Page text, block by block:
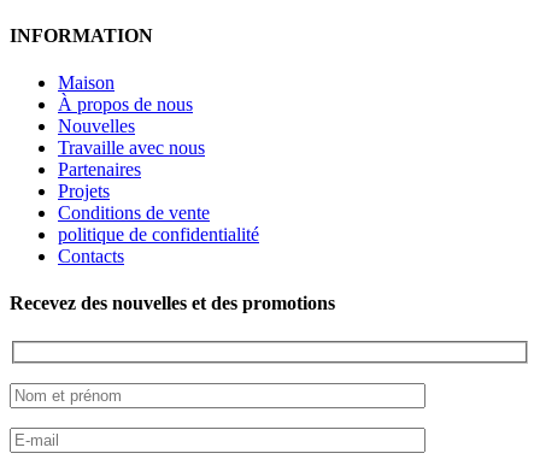
INFORMATION
Maison
À propos de nous
Nouvelles
Travaille avec nous
Partenaires
Projets
Conditions de vente
politique de confidentialité
Contacts
Recevez des nouvelles et des promotions